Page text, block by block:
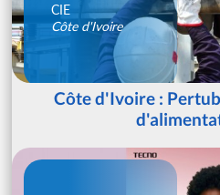
CIE
Côte d'Ivoire
Côte d'Ivoire :